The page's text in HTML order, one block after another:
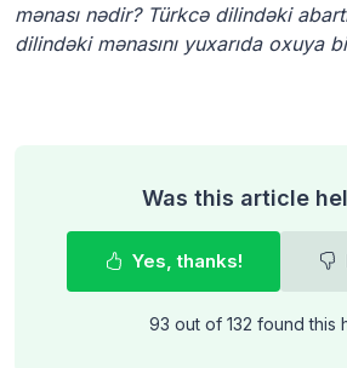
mənası nədir? Türkcə dilindəki
dilindəki mənasını yuxarıda oxuya
Was this article
Yes, thanks!
93 out of 132 found this